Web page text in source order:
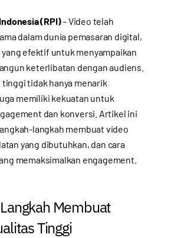
(RPI)– Video telah
dalam dunia pemasaran digital,
efektif untuk menyampaikan
keterlibatan dengan audiens.
tidak hanya menarik
memiliki kekuatan untuk
dan konversi. Artikel ini
langkah membuat video
yang dibutuhkan, dan cara
memaksimalkan engagement.
Membuat
Tinggi